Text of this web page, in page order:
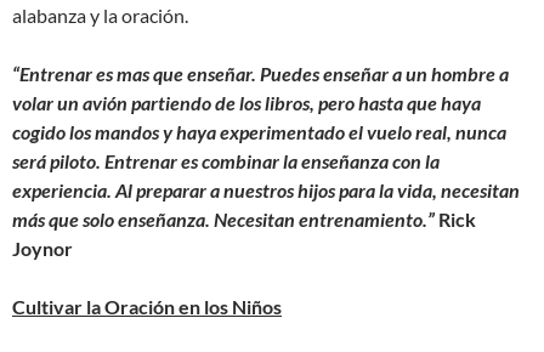
alabanza y la oración.
“Entrenar es mas que enseñar. Puedes enseñar a un hombre a
volar un avión partiendo de los libros, pero hasta que haya
cogido los mandos y haya experimentado el vuelo real, nunca
será piloto. Entrenar es combinar la enseñanza con la
experiencia. Al preparar a nuestros hijos para la vida, necesitan
más que solo enseñanza. Necesitan entrenamiento.” Rick
Joynor
Cultivar la Oración en los Niños